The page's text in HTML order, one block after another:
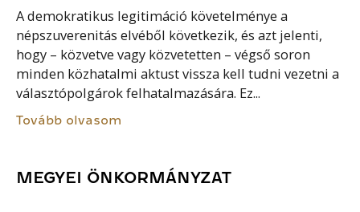
A demokratikus legitimáció követelménye a
népszuverenitás elvéből következik, és azt jelenti,
hogy – közvetve vagy közvetetten – végső soron
minden közhatalmi aktust vissza kell tudni vezetni a
választópolgárok felhatalmazására. Ez...
Tovább olvasom
MEGYEI ÖNKORMÁNYZAT